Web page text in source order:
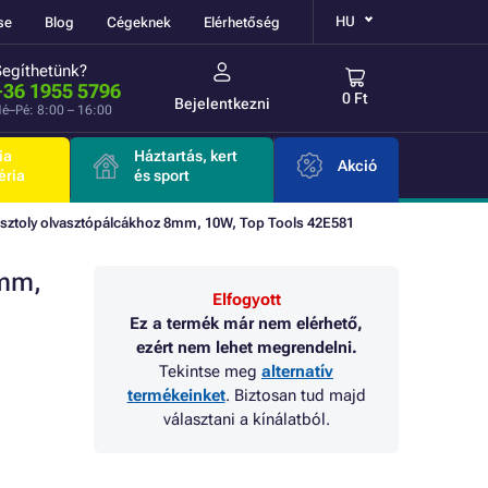
Blog Cégeknek Elérhetőség HU
1955 5796
8:00 – 16:00 Bejelentkezni 0 Ft
Háztartás, kert
és sport
Akció
olvasztópálcákhoz 8mm, 10W, Top Tools 42E581
Elfogyott
Ez a termék már nem elérhető,
ezért nem lehet megrendelni.
Tekintse meg alternatív
termékeinket. Biztosan tud majd
választani a kínálatból.